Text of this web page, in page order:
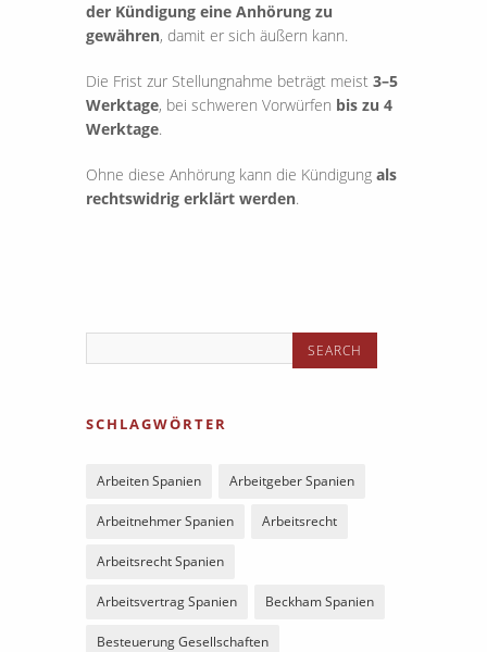
der Kündigung eine Anhörung zu
gewähren, damit er sich äußern kann.
Die Frist zur Stellungnahme beträgt meist 3–5
Werktage, bei schweren Vorwürfen bis zu 4
Werktage.
Ohne diese Anhörung kann die Kündigung als
rechtswidrig erklärt werden.
SCHLAGWÖRTER
Arbeiten Spanien Arbeitgeber Spanien
Arbeitnehmer Spanien Arbeitsrecht
Arbeitsrecht Spanien
Arbeitsvertrag Spanien Beckham Spanien
Besteuerung Gesellschaften